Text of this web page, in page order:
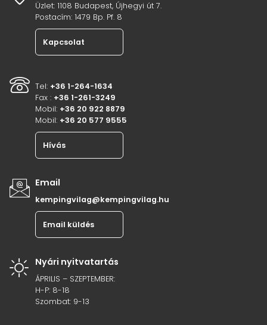
Üzlet: 1108 Budapest, Újhegyi út 7.
Postacím: 1479 Bp. Pf. 8
Kapcsolat
Tel: +36 1-264-1634
Fax : +36 1-261-3249
Mobil: +36 20 922 8879
Mobil: +36 20 577 9555
Hívás
Email
kempingvilag@kempingvilag.hu
Email küldés
Nyári nyitvatartás
ÁPRILIS – SZEPTEMBER:
H-P: 8-18
Szombat: 9-13